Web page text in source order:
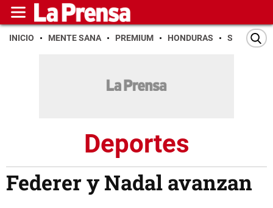
INICIO MENTE SANA PREMIUM HONDURAS SAN PEDRO
Deportes
Federer y Nadal avanzan